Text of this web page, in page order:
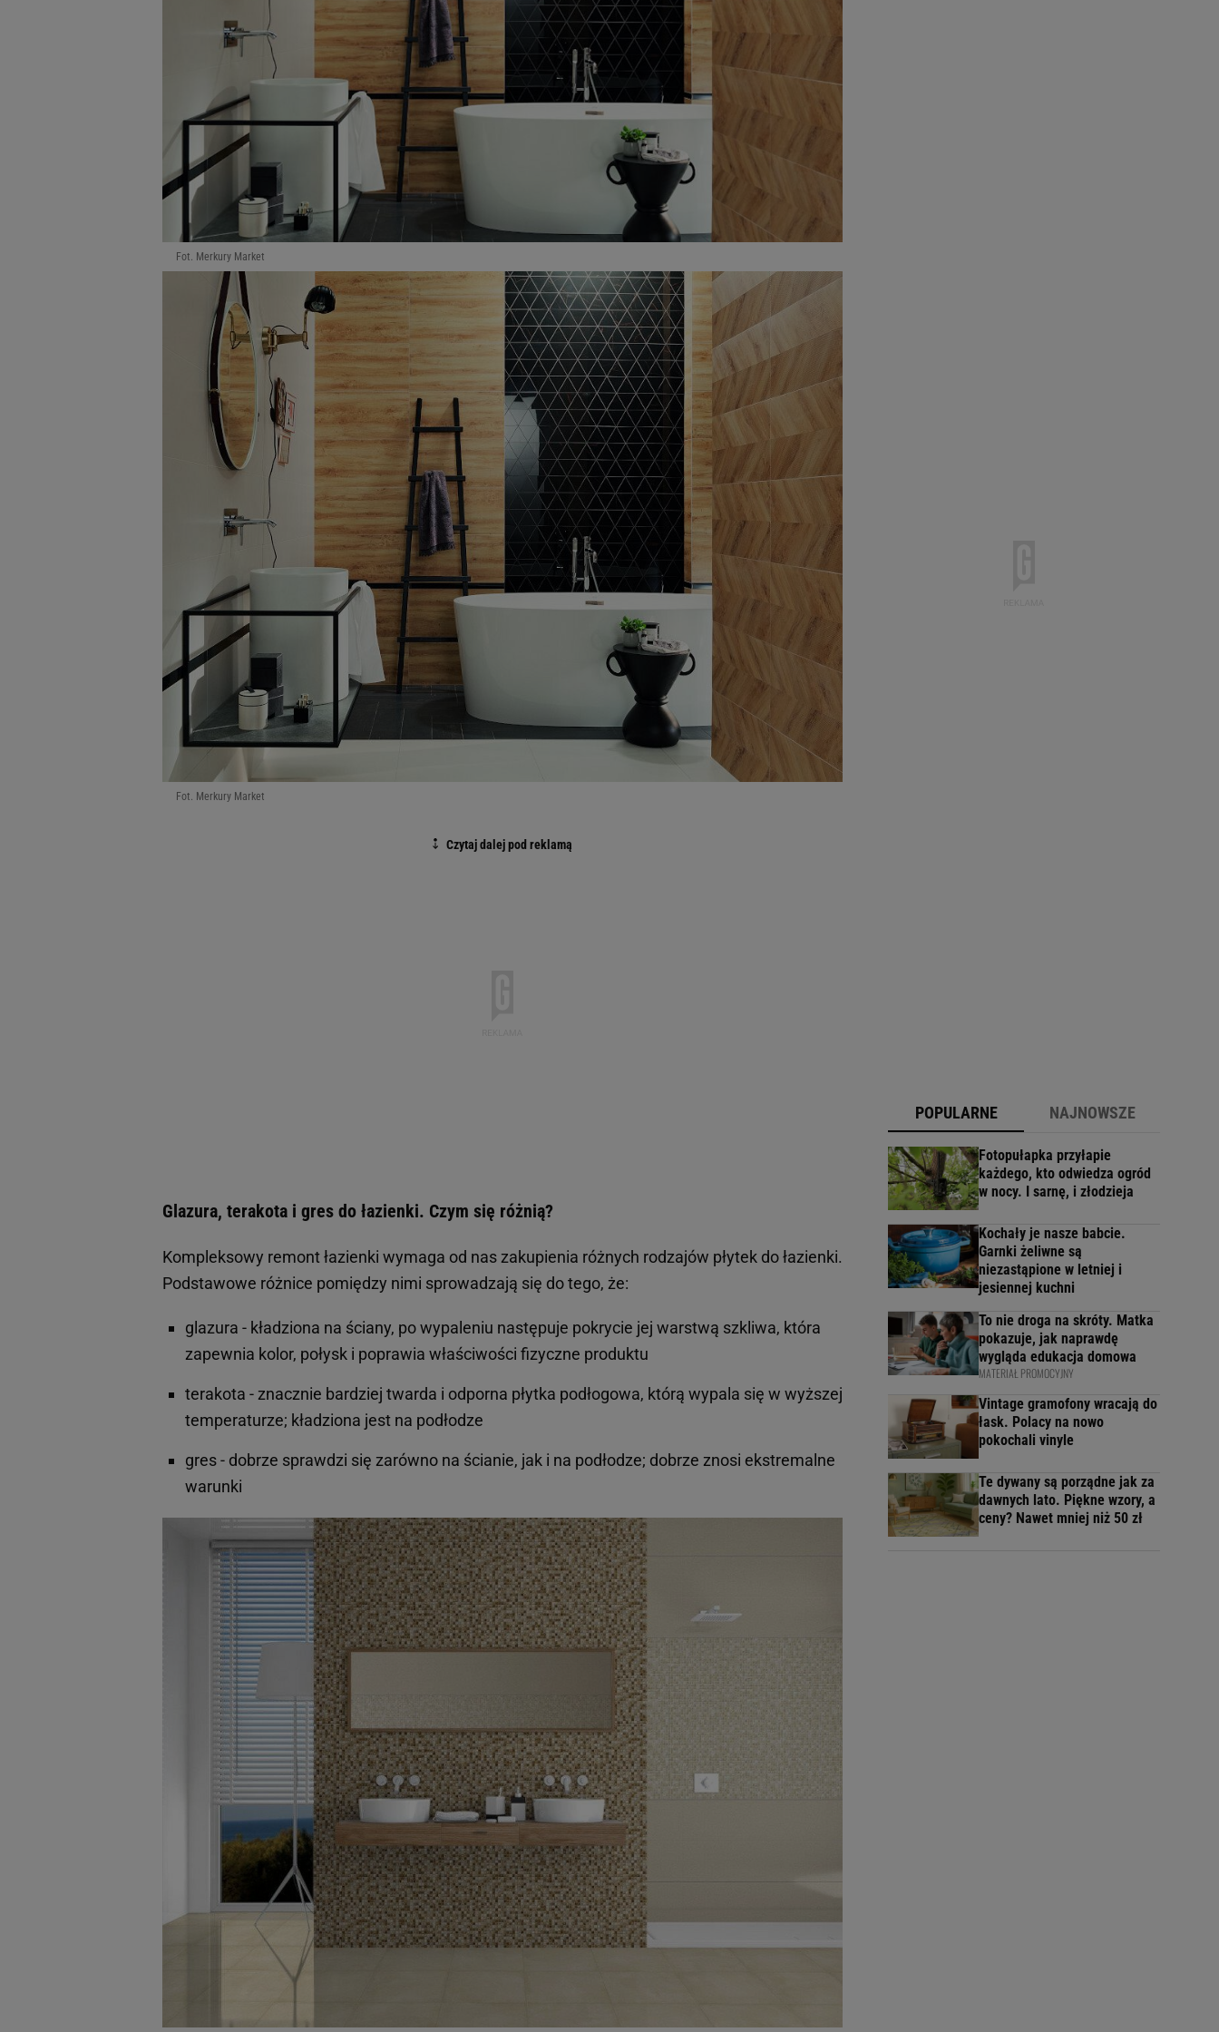
Fot. Merkury Market
Fot. Merkury Market
Glazura, terakota i gres do łazienki. Czym się różnią?
Kompleksowy remont łazienki wymaga od nas zakupienia różnych rodzajów płytek do łazienki.
Podstawowe różnice pomiędzy nimi sprowadzają się do tego, że:
glazura - kładziona na ściany, po wypaleniu następuje pokrycie jej warstwą szkliwa, która
zapewnia kolor, połysk i poprawia właściwości fizyczne produktu
terakota - znacznie bardziej twarda i odporna płytka podłogowa, którą wypala się w wyższej
temperaturze; kładziona jest na podłodze
gres - dobrze sprawdzi się zarówno na ścianie, jak i na podłodze; dobrze znosi ekstremalne
warunki
POPULARNE NAJNOWSZE
Fotopułapka przyłapie
każdego, kto odwiedza ogród
w nocy. I sarnę, i złodzieja
Kochały je nasze babcie.
Garnki żeliwne są
niezastąpione w letniej i
jesiennej kuchni
To nie droga na skróty. Matka
pokazuje, jak naprawdę
wygląda edukacja domowa
MATERIAŁ PROMOCYJNY
Vintage gramofony wracają do
łask. Polacy na nowo
pokochali vinyle
Te dywany są porządne jak za
dawnych lato. Piękne wzory, a
ceny? Nawet mniej niż 50 zł